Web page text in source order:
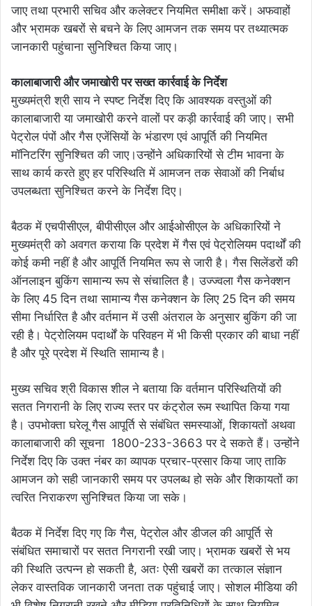
जाए तथा प्रभारी सचिव और कलेक्टर नियमित समीक्षा करें। अफवाहों
और भ्रामक खबरों से बचने के लिए आमजन तक समय पर तथ्यात्मक
जानकारी पहुंचाना सुनिश्चित किया जाए।
कालाबाजारी और जमाखोरी पर सख्त कार्रवाई के निर्देश
मुख्यमंत्री श्री साय ने स्पष्ट निर्देश दिए कि आवश्यक वस्तुओं की
कालाबाजारी या जमाखोरी करने वालों पर कड़ी कार्रवाई की जाए। सभी
पेट्रोल पंपों और गैस एजेंसियों के भंडारण एवं आपूर्ति की नियमित
मॉनिटरिंग सुनिश्चित की जाए।उन्होंने अधिकारियों से टीम भावना के
साथ कार्य करते हुए हर परिस्थिति में आमजन तक सेवाओं की निर्बाध
उपलब्धता सुनिश्चित करने के निर्देश दिए।
बैठक में एचपीसीएल, बीपीसीएल और आईओसीएल के अधिकारियों ने
मुख्यमंत्री को अवगत कराया कि प्रदेश में गैस एवं पेट्रोलियम पदार्थों की
कोई कमी नहीं है और आपूर्ति नियमित रूप से जारी है। गैस सिलेंडरों की
ऑनलाइन बुकिंग सामान्य रूप से संचालित है। उज्ज्वला गैस कनेक्शन
के लिए 45 दिन तथा सामान्य गैस कनेक्शन के लिए 25 दिन की समय
सीमा निर्धारित है और वर्तमान में उसी अंतराल के अनुसार बुकिंग की जा
रही है। पेट्रोलियम पदार्थों के परिवहन में भी किसी प्रकार की बाधा नहीं
है और पूरे प्रदेश में स्थिति सामान्य है।
मुख्य सचिव श्री विकास शील ने बताया कि वर्तमान परिस्थितियों की
सतत निगरानी के लिए राज्य स्तर पर कंट्रोल रूम स्थापित किया गया
है। उपभोक्ता घरेलू गैस आपूर्ति से संबंधित समस्याओं, शिकायतों अथवा
कालाबाजारी की सूचना 1800-233-3663 पर दे सकते हैं। उन्होंने
निर्देश दिए कि उक्त नंबर का व्यापक प्रचार-प्रसार किया जाए ताकि
आमजन को सही जानकारी समय पर उपलब्ध हो सके और शिकायतों का
त्वरित निराकरण सुनिश्चित किया जा सके।
बैठक में निर्देश दिए गए कि गैस, पेट्रोल और डीजल की आपूर्ति से
संबंधित समाचारों पर सतत निगरानी रखी जाए। भ्रामक खबरों से भय
की स्थिति उत्पन्न हो सकती है, अतः ऐसी खबरों का तत्काल संज्ञान
लेकर वास्तविक जानकारी जनता तक पहुंचाई जाए। सोशल मीडिया की